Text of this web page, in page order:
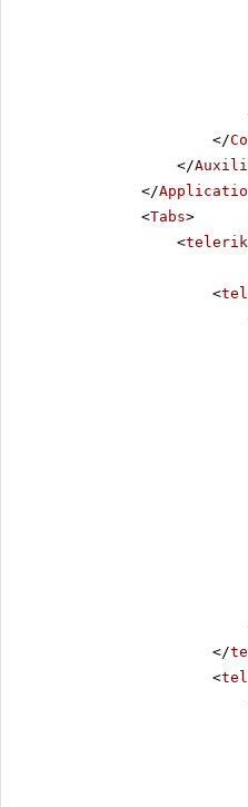
</
</
</
<Tabs>
<
<
</
<